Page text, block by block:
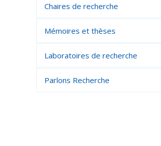
Chaires de recherche
Mémoires et thèses
Laboratoires de recherche
Parlons Recherche